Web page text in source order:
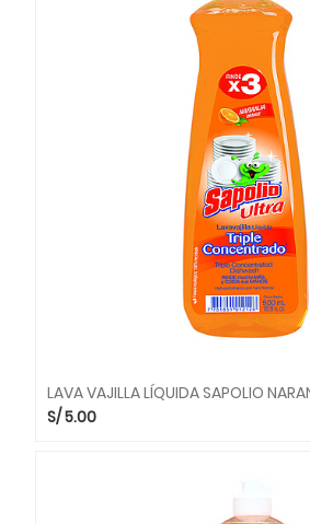
LAVA VAJILLA LÍQUIDA SAPOLIO
S/5.00